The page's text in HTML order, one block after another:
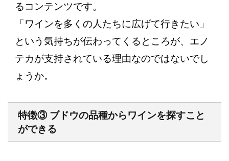
るコンテンツです。
「ワインを多くの人たちに広げて行きたい」
という気持ちが伝わってくるところが、エノ
テカが支持されている理由なのではないでし
ょうか。
特徴③ ブドウの品種からワインを探すこと
ができる